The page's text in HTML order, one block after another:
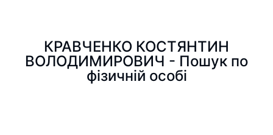
КРАВЧЕНКО КОСТЯНТИН
ВОЛОДИМИРОВИЧ - Пошук по
фізичній особі